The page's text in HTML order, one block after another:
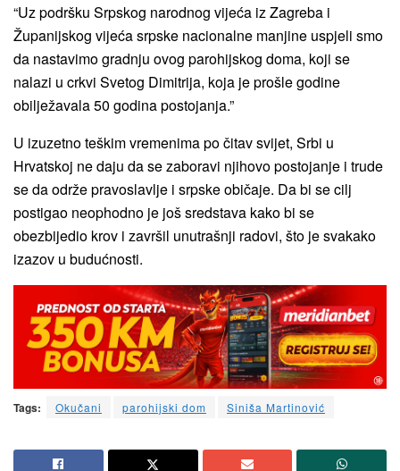
“Uz podršku Srpskog narodnog vijeća iz Zagreba i
Županijskog vijeća srpske nacionalne manjine uspjeli smo
da nastavimo gradnju ovog parohijskog doma, koji se
nalazi u crkvi Svetog Dimitrija, koja je prošle godine
obilježavala 50 godina postojanja.”
U izuzetno teškim vremenima po čitav svijet, Srbi u
Hrvatskoj ne daju da se zaboravi njihovo postojanje i trude
se da održe pravoslavlje i srpske običaje. Da bi se cilj
postigao neophodno je još sredstava kako bi se
obezbijedio krov i završil unutrašnji radovi, što je svakako
izazov u budućnosti.
Tags: Okučani parohijski dom Siniša Martinović